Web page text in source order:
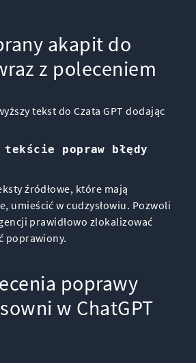
akapit do
z poleceniem
tekst do Czata GPT dodając
tekście popraw błędy
źródłowe, które mają
umieścić w cudzysłowiu. Pozwoli
prawidłowo zlokalizować
poprawiony.
poprawy
w ChatGPT